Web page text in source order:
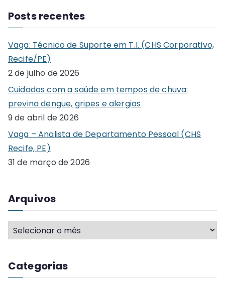
Posts recentes
Vaga: Técnico de Suporte em T.I. (CHS Corporativo,
Recife/PE)
2 de julho de 2026
Cuidados com a saúde em tempos de chuva:
previna dengue, gripes e alergias
9 de abril de 2026
Vaga – Analista de Departamento Pessoal (CHS
Recife, PE)
31 de março de 2026
Arquivos
A
r
u
Categorias